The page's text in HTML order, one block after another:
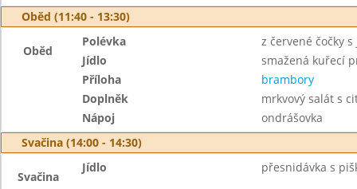
Oběd (11:40 - 13:30)
Oběd
Polévka
z červené čočky
Jídlo
smažená kuřecí
Příloha
brambory
Doplněk
mrkvový salát s
Nápoj
ondrášovka
Svačina (14:00 - 14:30)
Svačina
Jídlo přesnidávka s